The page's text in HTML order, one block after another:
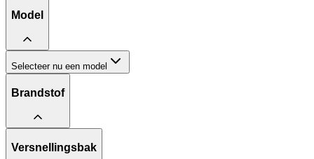
Model
Selecteer nu een model
Brandstof
Versnellingsbak